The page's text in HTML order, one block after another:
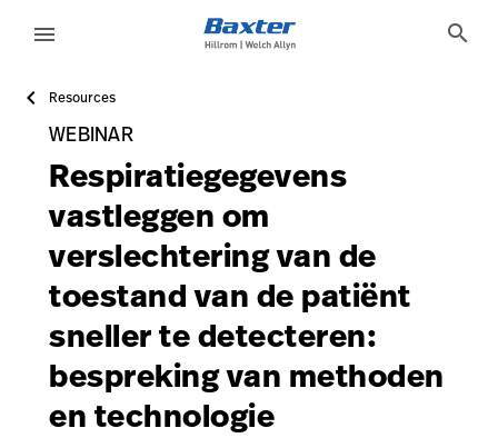
https://assets.hillrom.com/is/image/hillrom/Med-
Oplossingen
Producten
Services
Educatie
Update
Profile
Sign
Out
language Land
menu search
Resources
WEBINAR
WEBINAR
Respiratiegegevens
vastleggen om
verslechtering van de
toestand van de patiënt
sneller te detecteren:
bespreking van methoden
en technologie